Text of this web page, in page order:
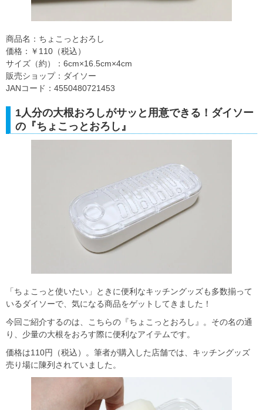
商品名：ちょこっとおろし
価格：￥110（税込）
サイズ（約）：6cm×16.5cm×4cm
販売ショップ：ダイソー
JANコード：4550480721453
1人分の大根おろしがサッと用意できる！ダイソー
の『ちょこっとおろし』
「ちょこっと使いたい」ときに便利なキッチングッズも多数揃って
いるダイソーで、気になる商品をゲットしてきました！
今回ご紹介するのは、こちらの『ちょこっとおろし』。その名の通
り、少量の大根をおろす際に便利なアイテムです。
価格は110円（税込）。筆者が購入した店舗では、キッチングッズ
売り場に陳列されていました。